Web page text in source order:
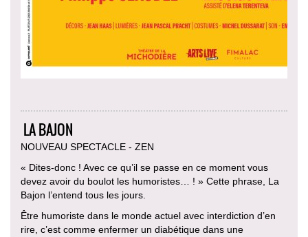
LA BAJON
NOUVEAU SPECTACLE - ZEN
« Dites-donc ! Avec ce qu’il se passe en ce moment vous
devez avoir du boulot les humoristes… ! » Cette phrase, La
Bajon l’entend tous les jours.
Être humoriste dans le monde actuel avec interdiction d’en
rire, c’est comme enfermer un diabétique dans une